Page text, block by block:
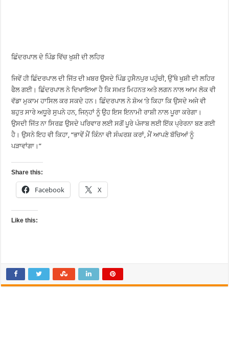
ਛਿੰਦਰਪਾਲ ਦੇ ਪਿੰਡ ਵਿੱਚ ਖੁਸ਼ੀ ਦੀ ਲਹਿਰ
ਜਿਵੇਂ ਹੀ ਛਿੰਦਰਪਾਲ ਦੀ ਜਿੱਤ ਦੀ ਖ਼ਬਰ ਉਸਦੇ ਪਿੰਡ ਹੁਸੈਨਪੁਰ ਪਹੁੰਚੀ, ਉੱਥੇ ਖੁਸ਼ੀ ਦੀ ਲਹਿਰ
ਫੈਲ ਗਈ। ਛਿੰਦਰਪਾਲ ਨੇ ਦਿਖਾਇਆ ਹੈ ਕਿ ਸਖ਼ਤ ਮਿਹਨਤ ਅਤੇ ਲਗਨ ਨਾਲ ਆਮ ਲੋਕ ਵੀ
ਵੱਡਾ ਮੁਕਾਮ ਹਾਸਿਲ ਕਰ ਸਕਦੇ ਹਨ। ਛਿੰਦਰਪਾਲ ਨੇ ਸ਼ੋਅ ‘ਤੇ ਕਿਹਾ ਕਿ ਉਸਦੇ ਅਜੇ ਵੀ
ਬਹੁਤ ਸਾਰੇ ਅਧੂਰੇ ਸੁਪਨੇ ਹਨ, ਜਿਨ੍ਹਾਂ ਨੂੰ ਉਹ ਇਸ ਇਨਾਮੀ ਰਾਸ਼ੀ ਨਾਲ ਪੂਰਾ ਕਰੇਗਾ।
ਉਸਦੀ ਜਿੱਤ ਨਾ ਸਿਰਫ਼ ਉਸਦੇ ਪਰਿਵਾਰ ਲਈ ਸਗੋਂ ਪੂਰੇ ਪੰਜਾਬ ਲਈ ਇੱਕ ਪ੍ਰੇਰਨਾ ਬਣ ਗਈ
ਹੈ। ਉਸਨੇ ਇਹ ਵੀ ਕਿਹਾ, “ਭਾਵੇਂ ਮੈਂ ਕਿੰਨਾ ਵੀ ਸੰਘਰਸ਼ ਕਰਾਂ, ਮੈਂ ਆਪਣੇ ਬੱਚਿਆਂ ਨੂੰ
ਪੜਾਵਾਂਗਾ।”
Share this:
Facebook X
Like this: